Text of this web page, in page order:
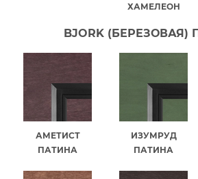
ХАМЕЛЕОН
BJORK (БЕРЕЗОВАЯ)
АМЕТИСТ
ПАТИНА
ИЗУМРУД
ПАТИНА